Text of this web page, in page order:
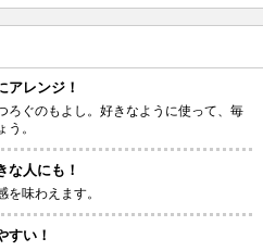
アレンジ！
ろぐのもよし。好きなように使って、毎
う。
な人にも！
を味わえます。
すい！